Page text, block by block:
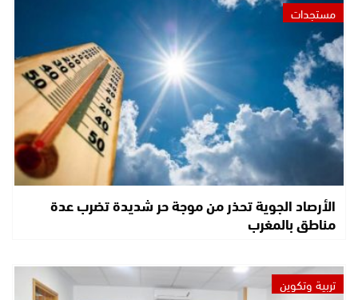
مستجدات
الأرصاد الجوية تحذر من موجة حر شديدة تضرب عدة
مناطق بالمغرب
تربية وتكوين